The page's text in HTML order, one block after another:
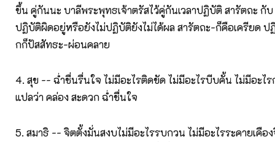
ขึ้น คู่กันนะ บาลีพระพุทธเจ้าตรัสไว้คู่กันเวลาปฏิบัติ สารัตถะ กั
ปฏิบัติผิดอยู่หรือยังไม่ปฏิบัติยังไม่ได้ผล สารัตถะ-ก็คือเครียด ป
กก็ปัสสัทธะ-ผ่อนคลาย
4. สุข -- ฉ่ำชื่นรื่นใจ ไม่มีอะไรติดขัด ไม่มีอะไรบีบคั้น ไม่มีอะไ
แปลว่า คล่อง สะดวก ฉ่ำชื่นใจ
5. สมาธิ -- จิตตั้งมั่นสงบไม่มีอะไรรบกวน ไม่มีอะไรระคายเคือ